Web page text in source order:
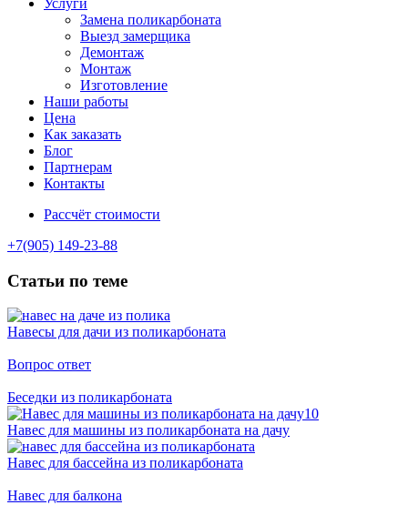
Услуги
Замена поликарбоната
Выезд замерщика
Демонтаж
Монтаж
Изготовление
Наши работы
Цена
Как заказать
Блог
Партнерам
Контакты
Рассчёт стоимости
+7(905) 149-23-88
Статьи по теме
Навесы для дачи из поликарбоната
Вопрос ответ
Беседки из поликарбоната
Навес для машины из поликарбоната на дачу
Навес для бассейна из поликарбоната
Навес для балкона